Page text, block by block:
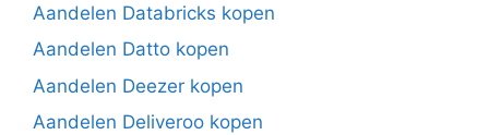
Aandelen Databricks kopen
Aandelen Datto kopen
Aandelen Deezer kopen
Aandelen Deliveroo kopen